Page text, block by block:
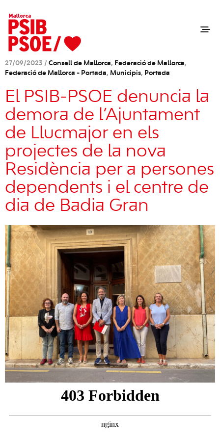
27/09/2023 / Consell de Mallorca, Federació de Mallorca,
Federació de Mallorca - Portada, Municipis, Portada
El PSIB-PSOE denuncia la
demora de l’Ajuntament
de Llucmajor en els
projectes de la nova
Residència per a persones
dependents i el centre de
dia de Badia Gran